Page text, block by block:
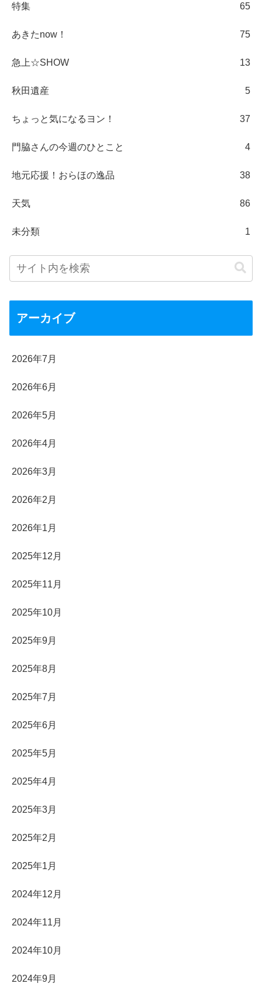
特集 65
あきたnow！ 75
急上☆SHOW 13
秋田遺産 5
ちょっと気になるヨン！ 37
門脇さんの今週のひとこと 4
地元応援！おらほの逸品 38
天気 86
未分類 1
アーカイブ
2026年7月
2026年6月
2026年5月
2026年4月
2026年3月
2026年2月
2026年1月
2025年12月
2025年11月
2025年10月
2025年9月
2025年8月
2025年7月
2025年6月
2025年5月
2025年4月
2025年3月
2025年2月
2025年1月
2024年12月
2024年11月
2024年10月
2024年9月